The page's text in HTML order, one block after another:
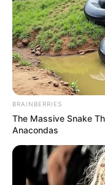
BRAINBERRIES
The Massive Snake
Anacondas